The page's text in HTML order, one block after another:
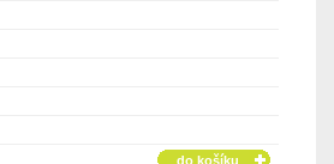
do košíku